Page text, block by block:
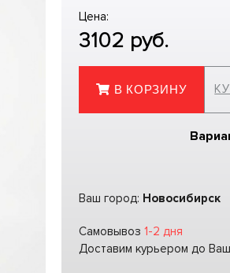
Цена:
3102 руб.
В КОРЗИНУ
Ваш город: Новосибирск
Самовывоз 1-2 дня
Доставим курьером до